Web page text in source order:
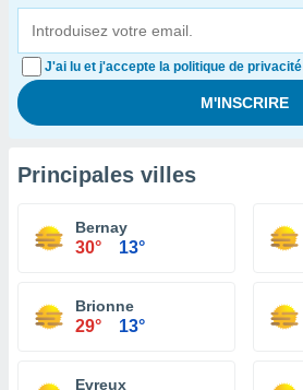
J'ai lu et j'accepte la politique de privacité
Principales villes
Bernay
30° 13°
Brionne
29° 13°
Evreux